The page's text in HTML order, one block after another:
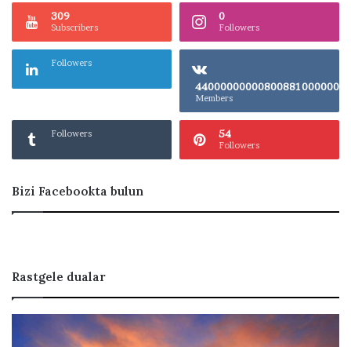
309
Subscribers
0
Followers
Followers
Members
Followers 54
Followers
Bizi Facebookta bulun
Rastgele dualar